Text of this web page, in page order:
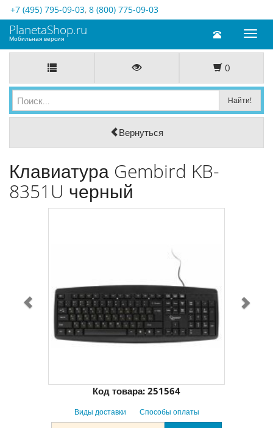
+7 (495) 795-09-03, 8 (800) 775-09-03
Toggle
PlanetaShop.ru
Мобильная версия
0
Вернуться
Клавиатура Gembird KB-
8351U черный
Код товара: 251564
Виды доставки Способы оплаты